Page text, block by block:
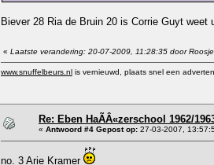
Biever 28 Ria de Bruin 20 is Corrie Guyt weet
« Laatste verandering: 20-07-2009, 11:28:35 door Roosje
www.snuffelbeurs.nl is vernieuwd, plaats snel een
Re: Eben HaÃÂ«zerschool 1962/
« Antwoord #4 Gepost op: 27-03-2007,
no. 3 Arie Kramer